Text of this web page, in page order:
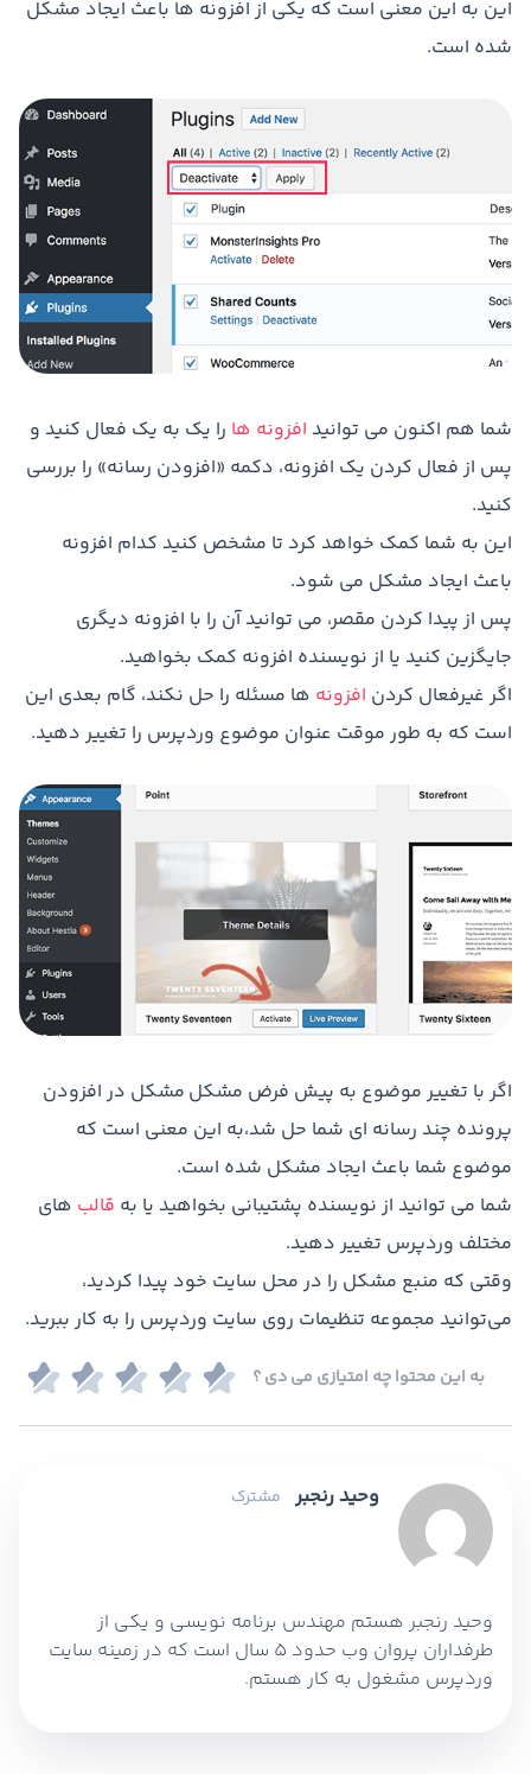
این به این معنی است که یکی از افزونه ها باعث ایجاد مشکل
شده است.
شما هم اکنون می توانید افزونه ها را یک به یک فعال کنید و
پس از فعال کردن یک افزونه، دکمه «افزودن رسانه» را بررسی
کنید.
این به شما کمک خواهد کرد تا مشخص کنید کدام افزونه
باعث ایجاد مشکل می شود.
پس از پیدا کردن مقصر، می توانید آن را با افزونه دیگری
جایگزین کنید یا از نویسنده افزونه کمک بخواهید.
اگر غیرفعال کردن افزونه ها مسئله را حل نکند، گام بعدی این
است که به طور موقت عنوان موضوع وردپرس را تغییر دهید.
اگر با تغییر موضوع به پیش فرض مشکل مشکل در افزودن
پرونده چند رسانه ای شما حل شد،به این معنی است که
موضوع شما باعث ایجاد مشکل شده است.
شما می توانید از نویسنده پشتیبانی بخواهید یا به قالب های
مختلف وردپرس تغییر دهید.
وقتی که منبع مشکل را در محل سایت خود پیدا کردید،
می‌توانید مجموعه تنظیمات روی سایت وردپرس را به کار ببرید.
به این محتوا چه امتیازی می دی ؟
وحید رنجبر مشترک
وحید رنجبر هستم مهندس برنامه نویسی و یکی از
طرفداران پروان وب حدود 5 سال است که در زمینه سایت
وردپرس مشغول به کار هستم.